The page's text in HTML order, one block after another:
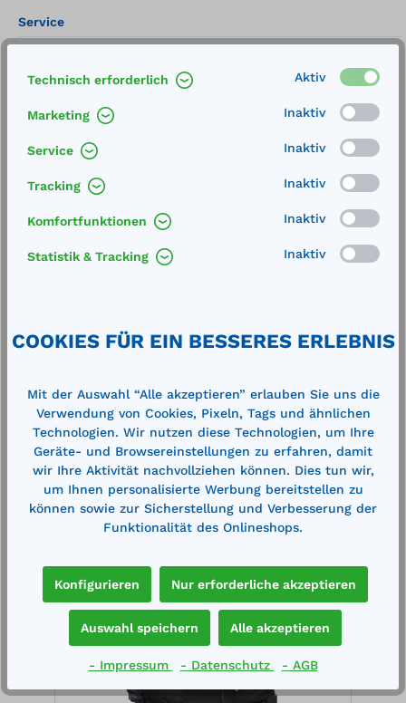
Service
Polyesterisolierung Silikonisoliertes,
Technische Daten
Produktgalerie überspringen
Cross-Selling
%
Technisch erforderlich Aktiv
Marketing Inaktiv
Service Inaktiv
Tracking Inaktiv
Komfortfunktionen Inaktiv
Statistik & Tracking Inaktiv
COOKIES FÜR EIN BESSERES ERLEBNIS
Mit der Auswahl “Alle akzeptieren” erlauben Sie uns die
Verwendung von Cookies, Pixeln, Tags und ähnlichen
Technologien. Wir nutzen diese Technologien, um Ihre
Geräte- und Browsereinstellungen zu erfahren, damit
wir Ihre Aktivität nachvollziehen können. Dies tun wir,
um Ihnen personalisierte Werbung bereitstellen zu
können sowie zur Sicherstellung und Verbesserung der
Funktionalität des Onlineshops.
Konfigurieren Nur erforderliche akzeptieren
Auswahl speichern Alle akzeptieren
- Impressum - Datenschutz - AGB